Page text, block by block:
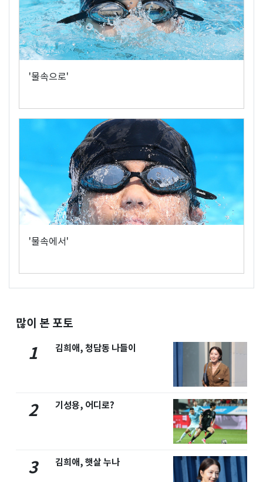
'물속으로'
'물속에서'
많이 본 포토
1 김희애, 청담동 나들이
2 기성용, 어디로?
3 김희애, 햇살 누나